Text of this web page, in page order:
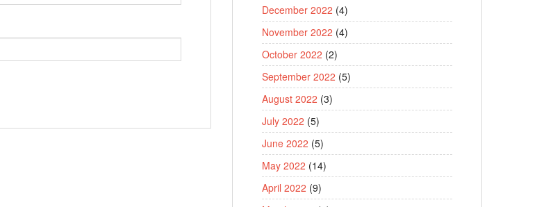
December 2022 (4)
November 2022 (4)
October 2022 (2)
September 2022 (5)
August 2022 (3)
July 2022 (5)
June 2022 (5)
May 2022 (14)
April 2022 (9)